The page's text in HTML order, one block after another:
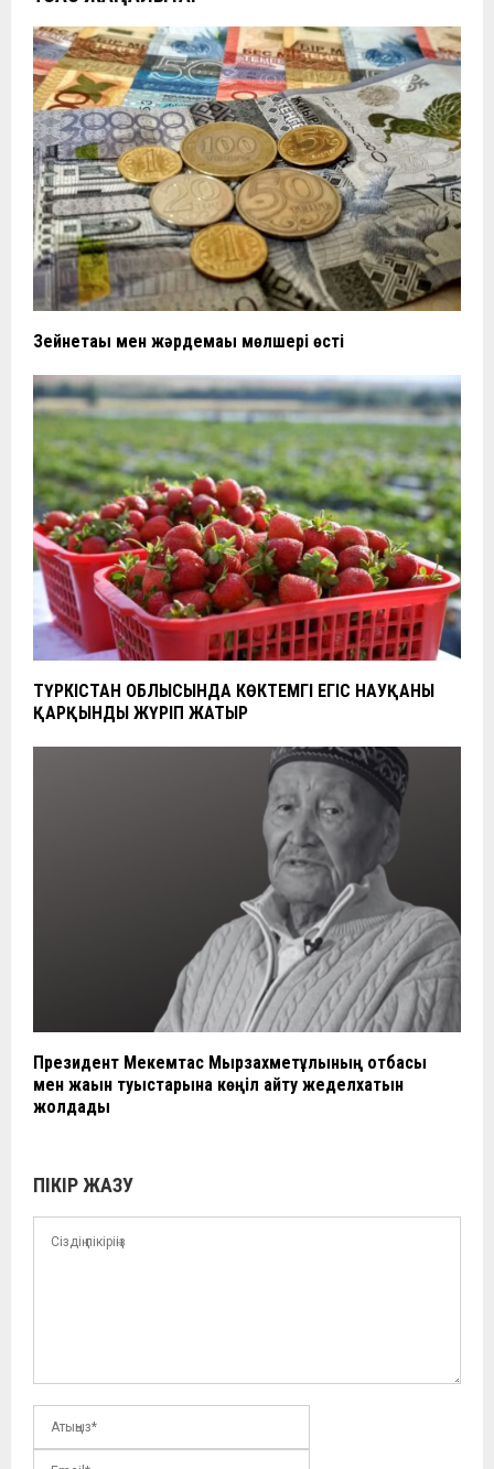
Зейнетақы мен жәрдемақы мөлшері өсті
ТҮРКІСТАН ОБЛЫСЫНДА КӨКТЕМГІ ЕГІС НАУҚАНЫ
ҚАРҚЫНДЫ ЖҮРІП ЖАТЫР
Президент Мекемтас Мырзахметұлының отбасы
мен жақын туыстарына көңіл айту жеделхатын
жолдады
ПІКІР ЖАЗУ